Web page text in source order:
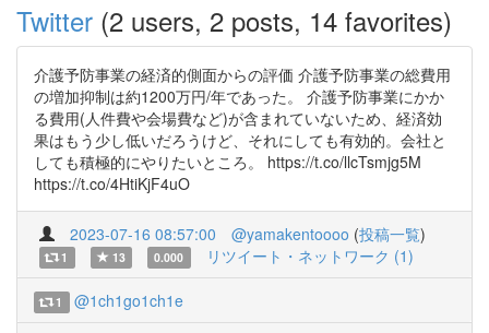
Twitter (2 users, 2 posts, 14 favorites)
介護予防事業の経済的側面からの評価 介護予防事業の総費用
の増加抑制は約1200万円/年であった。 介護予防事業にかか
る費用(人件費や会場費など)が含まれていないため、経済効
果はもう少し低いだろうけど、それにしても有効的。会社と
しても積極的にやりたいところ。 https://t.co/llcTsmjg5M
https://t.co/4HtiKjF4uO
2023-07-16 08:57:00 @yamakentoooo (投稿一覧)
1 13 0.000 リツイート・ネットワーク (1)
1 @1ch1go1ch1e